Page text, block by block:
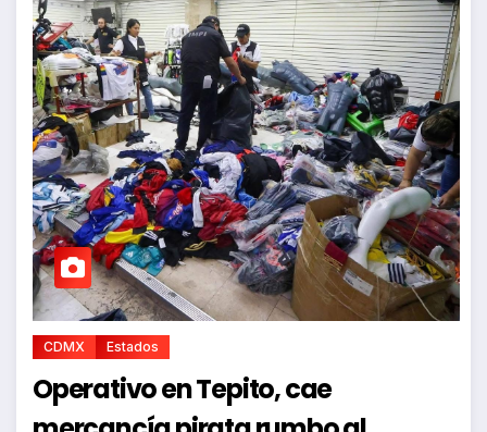
CDMX Estados
Operativo en Tepito, cae